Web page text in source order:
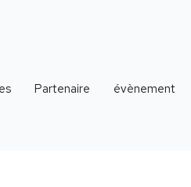
Partenaire évènement